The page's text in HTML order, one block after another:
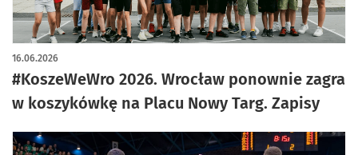
#KoszeWeWro 2026. Wrocław ponownie zagra
w koszykówkę na Placu Nowy Targ. Zapisy
16.06.2026